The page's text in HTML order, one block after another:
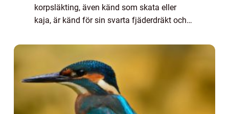
korpsläkting, även känd som skata eller
kaja, är känd för sin svarta fjäderdräkt och
artikel kommer vi att utforska pica pica ...